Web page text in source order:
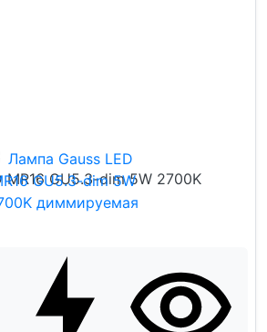
MR16 GU5.3-dim 5W 2700K